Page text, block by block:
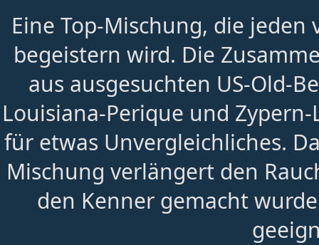
Eine Top-Mischung, die
begeistern wird. Die
aus ausgesuchten US-Old-
Louisiana-Perique und
für etwas Unvergleichliches.
Mischung verlängert den
den Kenner gemacht